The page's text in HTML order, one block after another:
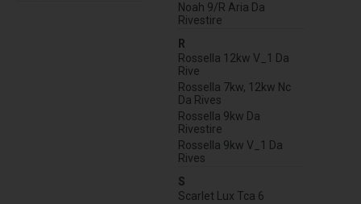
Noah 9/R Aria Da
Rivestire
R
Rossella 12kw V_1 Da
Rive
Rossella 7kw, 12kw Nc
Da Rives
Rossella 9kw Da
Rivestire
Rossella 9kw V_1 Da
Rives
S
Scarlet Lux Tca 6